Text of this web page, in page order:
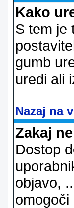
Kako
S tem je
gumb
uredi ali
Nazaj na
Zakaj
Dostop
objavo,
omogoči